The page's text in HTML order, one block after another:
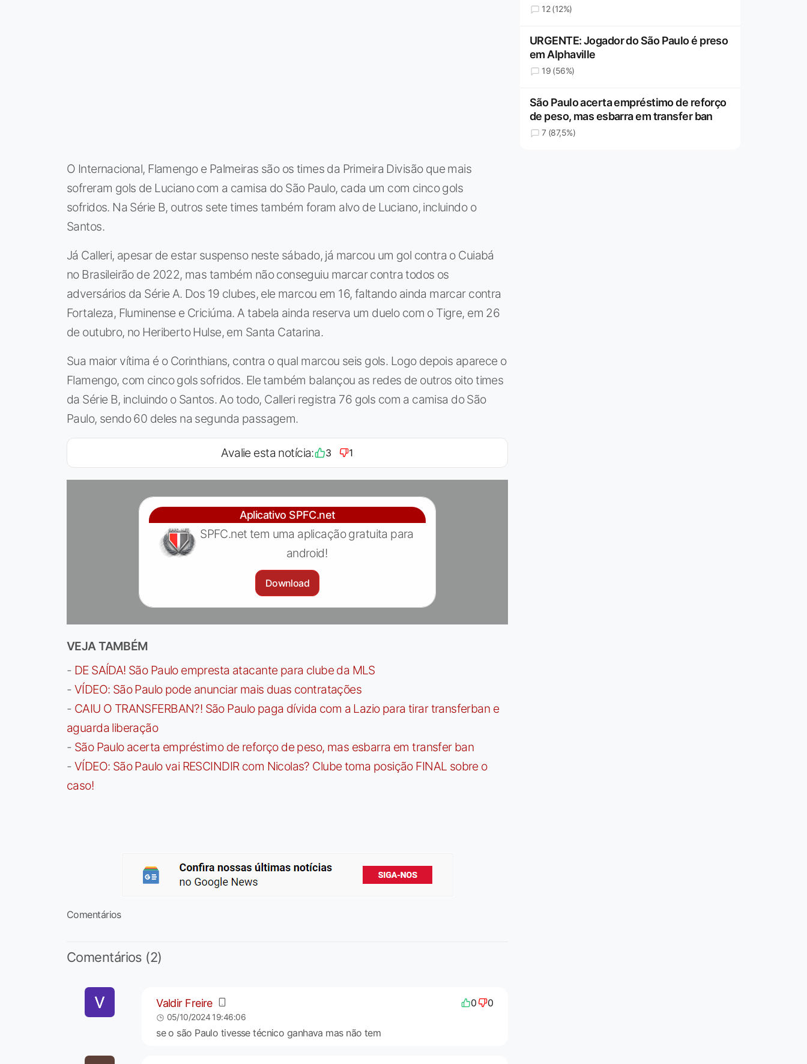
O Internacional, Flamengo e Palmeiras são os times da Primeira Divisão que mais
sofreram gols de Luciano com a camisa do São Paulo, cada um com cinco gols
sofridos. Na Série B, outros sete times também foram alvo de Luciano, incluindo o
Santos.
Já Calleri, apesar de estar suspenso neste sábado, já marcou um gol contra o Cuiabá
no Brasileirão de 2022, mas também não conseguiu marcar contra todos os
adversários da Série A. Dos 19 clubes, ele marcou em 16, faltando ainda marcar contra
Fortaleza, Fluminense e Criciúma. A tabela ainda reserva um duelo com o Tigre, em 26
de outubro, no Heriberto Hulse, em Santa Catarina.
Sua maior vítima é o Corinthians, contra o qual marcou seis gols. Logo depois aparece o
Flamengo, com cinco gols sofridos. Ele também balançou as redes de outros oito times
da Série B, incluindo o Santos. Ao todo, Calleri registra 76 gols com a camisa do São
Paulo, sendo 60 deles na segunda passagem.
Avalie esta notícia: 3 1
Aplicativo SPFC.net
SPFC.net tem uma aplicação gratuita para
android!
Download
VEJA TAMBÉM
- DE SAÍDA! São Paulo empresta atacante para clube da MLS
- VÍDEO: São Paulo pode anunciar mais duas contratações
- CAIU O TRANSFERBAN?! São Paulo paga dívida com a Lazio para tirar transferban e
aguarda liberação
- São Paulo acerta empréstimo de reforço de peso, mas esbarra em transfer ban
- VÍDEO: São Paulo vai RESCINDIR com Nicolas? Clube toma posição FINAL sobre o
caso!
Comentários
Comentários (2)
Valdir Freire 0 0
05/10/2024 19:46:06
se o são Paulo tivesse técnico ganhava mas não tem
12 (12%)
URGENTE: Jogador do São Paulo é preso
em Alphaville
19 (56%)
São Paulo acerta empréstimo de reforço
de peso, mas esbarra em transfer ban
7 (87,5%)